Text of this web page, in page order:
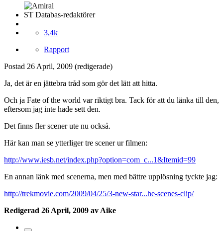
ST Databas-redaktörer
3,4k
Rapport
Postad 26 April, 2009 (redigerade)
Ja, det är en jättebra tråd som gör det lätt att hitta.
Och ja Fate of the world var riktigt bra. Tack för att du länka till den,
eftersom jag inte hade sett den.
Det finns fler scener ute nu också.
Här kan man se ytterliger tre scener ur filmen:
http://www.iesb.net/index.php?option=com_c...1&Itemid=99
En annan länk med scenerna, men med bättre upplösning tyckte jag:
http://trekmovie.com/2009/04/25/3-new-star...he-scenes-clip/
Redigerad 26 April, 2009 av Aike